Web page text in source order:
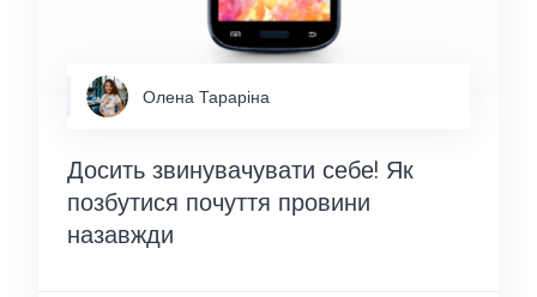
Олена Тараріна
Досить звинувачувати себе! Як
позбутися почуття провини
назавжди